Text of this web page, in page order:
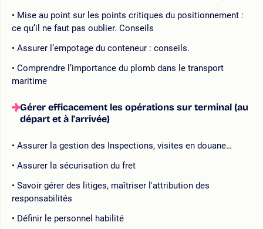
Mise au point sur les points critiques du positionnement :
ce qu’il ne faut pas oublier. Conseils
Assurer l’empotage du conteneur : conseils.
Comprendre l’importance du plomb dans le transport
maritime
Gérer efficacement les opérations sur terminal (au
départ et à l'arrivée)
Assurer la gestion des Inspections, visites en douane…
Assurer la sécurisation du fret
Savoir gérer des litiges, maîtriser l'attribution des
responsabilités
Définir le personnel habilité